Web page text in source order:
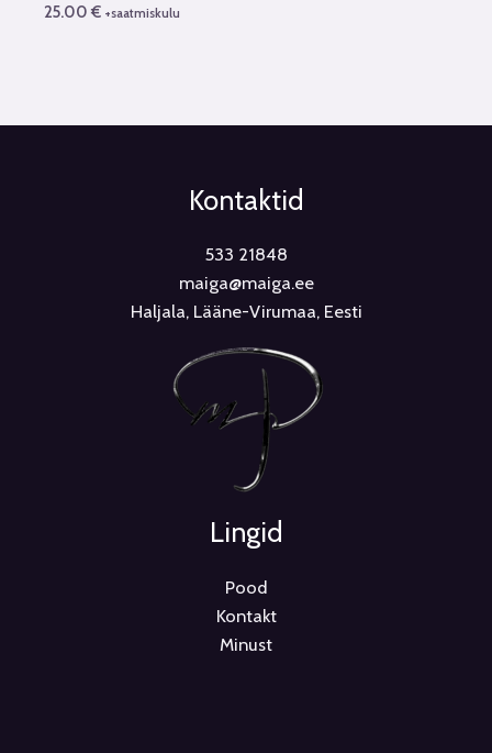
25.00€ +saatmiskulu
Kontaktid
533 21848
maiga@maiga.ee
Haljala, Lääne-Virumaa, Eesti
Lingid
Pood
Kontakt
Minust